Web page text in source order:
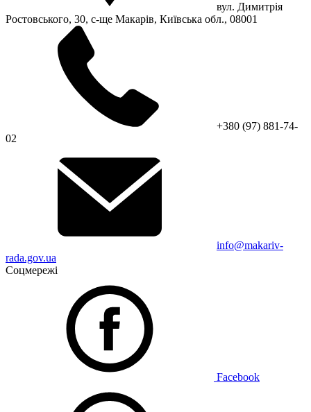
вул. Димитрія
Ростовського, 30, с-ще Макарів, Київська обл., 08001
+380 (97) 881-74-
02
info@makariv-
rada.gov.ua
Соцмережі
Facebook